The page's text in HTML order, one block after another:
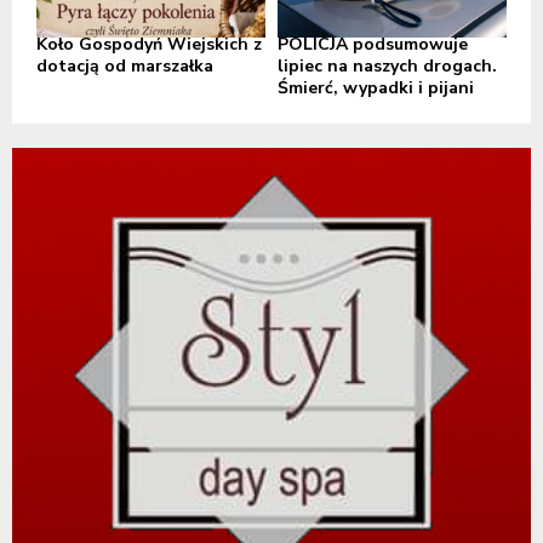
Koło Gospodyń Wiejskich z
dotacją od marszałka
POLICJA podsumowuje
lipiec na naszych drogach.
Śmierć, wypadki i pijani